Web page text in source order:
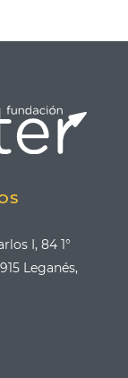
I, 84 1°
Leganés,